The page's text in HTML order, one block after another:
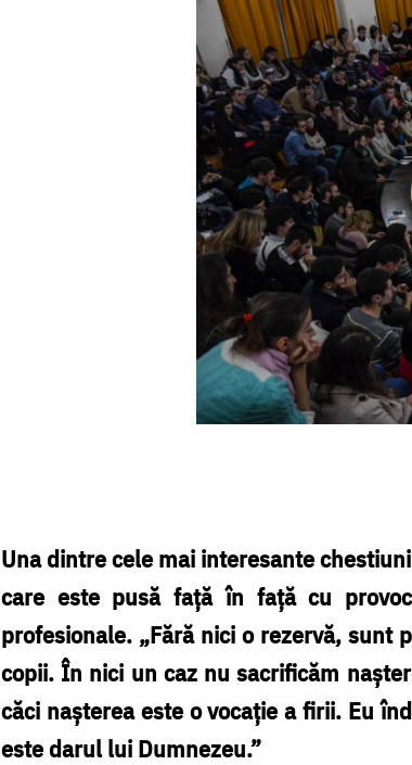
Una dintre cele mai interesante
care este pusă față în față cu
profesionale. „Fără nici o rezervă, sunt
copii. În nici un caz nu sacrificăm
căci nașterea este o vocație a firii. Eu
este darul lui Dumnezeu.”